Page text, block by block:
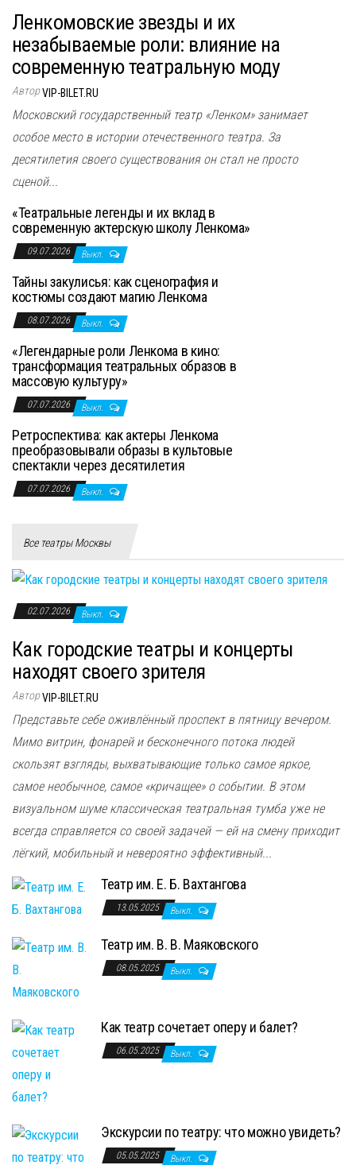
Ленкомовские звезды и их
незабываемые роли: влияние на
современную театральную моду
АвторVIP-BILET.RU
Московский государственный театр «Ленком» занимает
особое место в истории отечественного театра. За
десятилетия своего существования он стал не просто
сценой...
«Театральные легенды и их вклад в
современную актерскую школу Ленкома»
09.07.2026 Выкл.
Тайны закулисья: как сценография и
костюмы создают магию Ленкома
08.07.2026 Выкл.
«Легендарные роли Ленкома в кино:
трансформация театральных образов в
массовую культуру»
07.07.2026 Выкл.
Ретроспектива: как актеры Ленкома
преобразовывали образы в культовые
спектакли через десятилетия
07.07.2026 Выкл.
Все театры Москвы
02.07.2026 Выкл.
Как городские театры и концерты
находят своего зрителя
АвторVIP-BILET.RU
Представьте себе оживлённый проспект в пятницу вечером.
Мимо витрин, фонарей и бесконечного потока людей
скользят взгляды, выхватывающие только самое яркое,
самое необычное, самое «кричащее» о событии. В этом
визуальном шуме классическая театральная тумба уже не
всегда справляется со своей задачей — ей на смену приходит
лёгкий, мобильный и невероятно эффективный...
Театр им. Е. Б. Вахтангова
13.05.2025 Выкл.
Театр им. В. В. Маяковского
08.05.2025 Выкл.
Как театр сочетает оперу и балет?
06.05.2025 Выкл.
Экскурсии по театру: что можно увидеть?
05.05.2025 Выкл.